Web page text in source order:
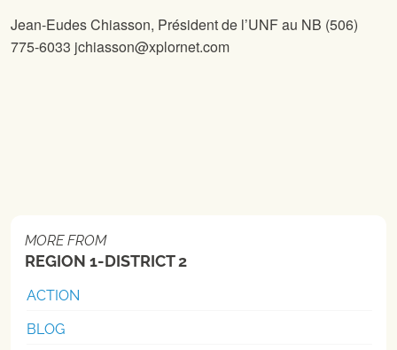
Jean-Eudes Chiasson, Président de l’UNF au NB (506)
775-6033 jchiasson@xplornet.com
MORE FROM
REGION 1-DISTRICT 2
ACTION
BLOG